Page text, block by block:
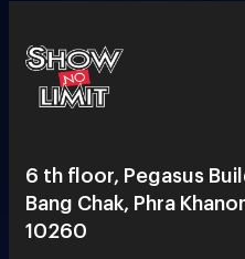
6 th floor, Pegasus
Bang Chak, Phra
10260